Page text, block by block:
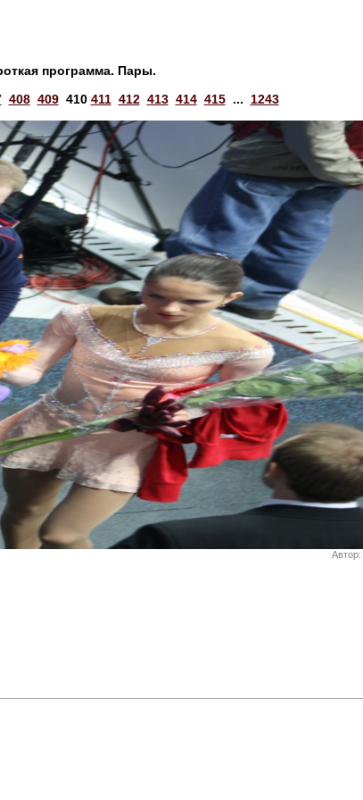
программа. Пары.
408 409 410 411 412 413 414 415... 1243
Автор: